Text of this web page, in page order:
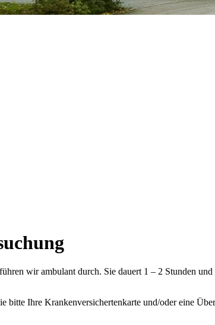
wir ambulant durch. Sie dauert 1 – 2 Stunden
bitte Ihre Krankenversichertenkarte und/oder eine